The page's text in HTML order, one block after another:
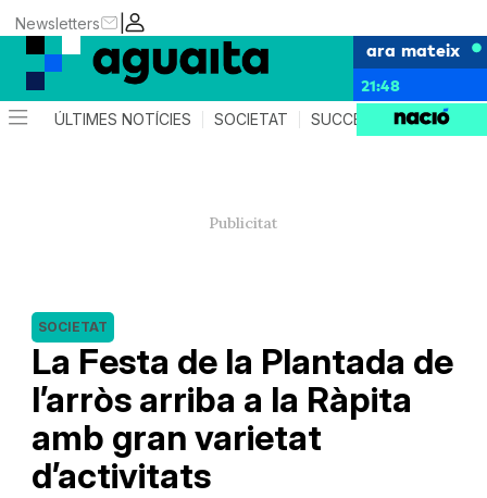
|
Newsletters
ara mateix
21:48
ÚLTIMES NOTÍCIES SOCIETAT SUCCESSOS AGENDA
La Festa de la Plantada de
l’arròs arriba a la Ràpita
amb gran varietat
d’activitats
SOCIETAT